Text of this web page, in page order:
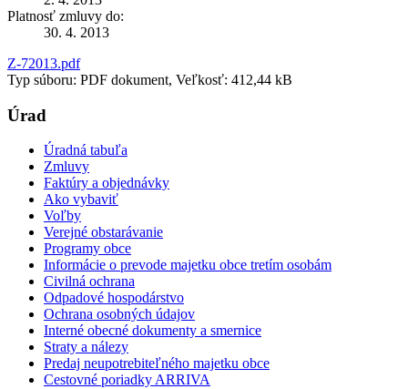
Platnosť zmluvy do:
30. 4. 2013
Z-72013.pdf
Typ súboru: PDF dokument, Veľkosť: 412,44 kB
Úrad
Úradná tabuľa
Zmluvy
Faktúry a objednávky
Ako vybaviť
Voľby
Verejné obstarávanie
Programy obce
Informácie o prevode majetku obce tretím osobám
Civilná ochrana
Odpadové hospodárstvo
Ochrana osobných údajov
Interné obecné dokumenty a smernice
Straty a nálezy
Predaj neupotrebiteľného majetku obce
Cestovné poriadky ARRIVA